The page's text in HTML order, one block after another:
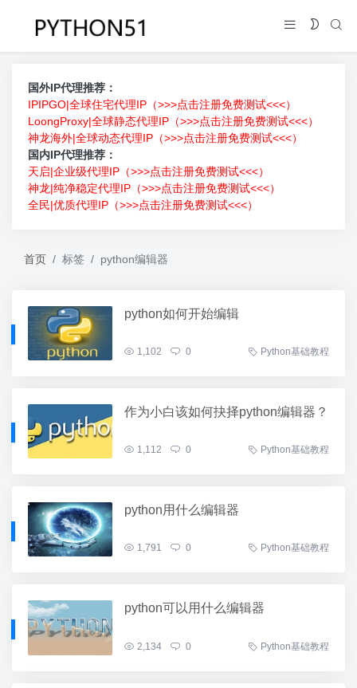
国外IP代理推荐：
IPIPGO|全球住宅代理IP（>>>点击注册免费测试<<<）
LoongProxy|全球静态代理IP（>>>点击注册免费测试<<<）
神龙海外|全球动态代理IP（>>>点击注册免费测试<<<）
国内IP代理推荐：
天启|企业级代理IP（>>>点击注册免费测试<<<）
神龙|纯净稳定代理IP（>>>点击注册免费测试<<<）
全民|优质代理IP（>>>点击注册免费测试<<<）
首页 标签 python编辑器
python如何开始编辑
1,102 0 Python基础教程
作为小白该如何抉择python编辑器？
1,112 0 Python基础教程
python用什么编辑器
1,791 0 Python基础教程
python可以用什么编辑器
2,134 0 Python基础教程